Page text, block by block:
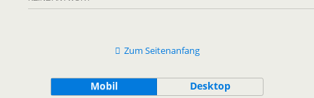
Zum Seitenanfang
Mobil Desktop